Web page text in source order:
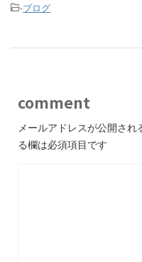
-ブログ
comment
メールアドレスが公開され
る欄は必須項目です